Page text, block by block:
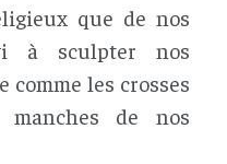
que de nos
à sculpter nos
les crosses
de nos